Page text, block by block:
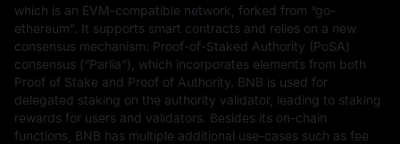
which is an EVM-compatible network, forked from “go-
ethereum”. It supports smart contracts and relies on a new
consensus mechanism: Proof-of-Staked Authority (PoSA)
consensus (“Parlia”), which incorporates elements from both
Proof of Stake and Proof of Authority. BNB is used for
delegated staking on the authority validator, leading to staking
rewards for users and validators. Besides its on-chain
functions, BNB has multiple additional use-cases such as fee